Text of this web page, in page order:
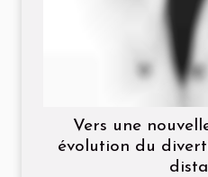
Vers une
évolution du